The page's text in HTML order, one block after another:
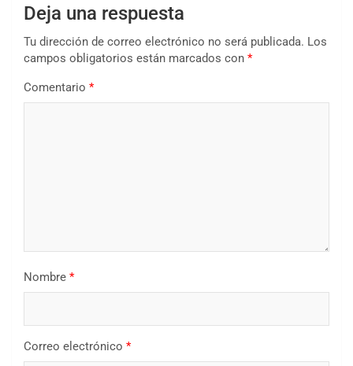
Deja una respuesta
Tu dirección de correo electrónico no será publicada. Los
campos obligatorios están marcados con *
Comentario *
Nombre *
Correo electrónico *